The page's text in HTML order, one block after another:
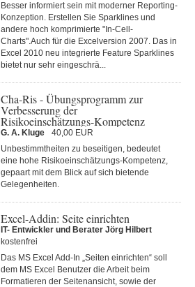
Besser informiert sein mit moderner Reporting-
Konzeption. Erstellen Sie Sparklines und
andere hoch komprimierte "In-Cell-
Charts".Auch für die Excelversion 2007. Das in
Excel 2010 neu integrierte Feature Sparklines
bietet nur sehr eingeschrä...
Cha-Ris - Übungsprogramm zur
Verbesserung der
Risikoeinschätzungs-Kompetenz
G. A. Kluge
40,00 EUR
Unbestimmtheiten zu beseitigen, bedeutet
eine hohe Risikoeinschätzungs-Kompetenz,
gepaart mit dem Blick auf sich bietende
Gelegenheiten.
Excel-Addin: Seite einrichten
IT- Entwickler und Berater Jörg Hilbert
kostenfrei
Das MS Excel Add-In „Seiten einrichten“ soll
dem MS Excel Benutzer die Arbeit beim
Formatieren der Seitenansicht, sowie der